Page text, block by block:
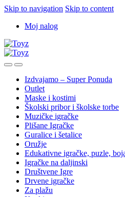
Skip to navigation Skip to content
Moj nalog
Izdvajamo – Super Ponuda
Outlet
Maske i kostimi
Školski pribor i školske torbe
Muzičke igračke
Plišane Igračke
Guralice i šetalice
Oružje
Edukativne igračke, puzle,
Igračke na daljinski
Društvene Igre
Drvene igračke
Za plažu